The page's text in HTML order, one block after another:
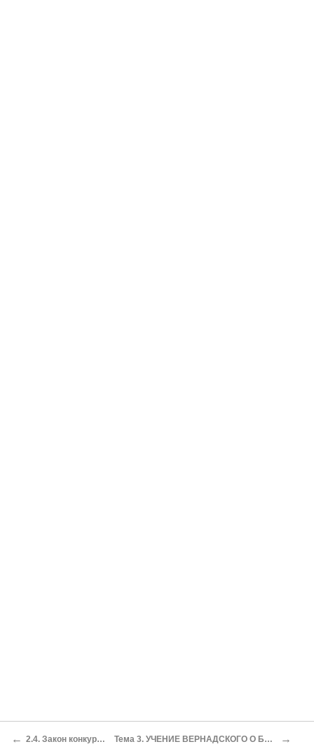
← 2.4. Закон конкурентного исключения Тема 3. УЧЕНИЕ ВЕРНАДСКОГО О БИОСФЕРЕ И КОНЦЕПЦИЯ НООСФЕРЫ →